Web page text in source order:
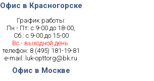
Офис в Красногорске
График работы:
Пн - Пт: с 9-00 до 18-00,
Сб.: с 9-00 до 15-00
Вс.- выходной день.
телефон: 8 (495) 181-19-81
e-mail: luk-opttorg@bk.ru
Офис в Москве